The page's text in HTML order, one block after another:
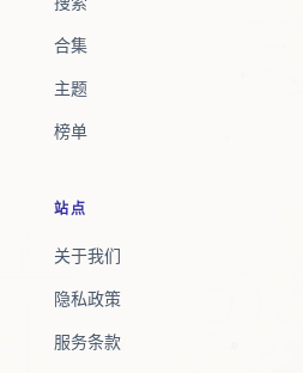
合集
主题
榜单
站点
关于我们
隐私政策
服务条款